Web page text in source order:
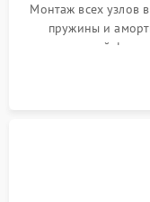
Монтаж всех узлов
пружины и
надежной
герметиком для